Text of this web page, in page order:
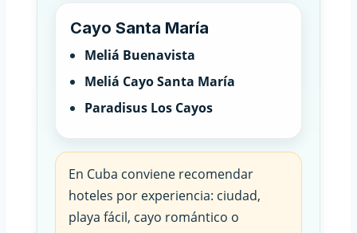
Cayo Santa María
Meliá Buenavista
Meliá Cayo Santa María
Paradisus Los Cayos
En Cuba conviene recomendar
hoteles por experiencia: ciudad,
playa fácil, cayo romántico o